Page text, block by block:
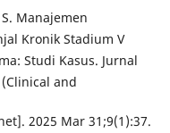
Manajemen
Kronik Stadium V
Studi Kasus. Jurnal
and
2025 Mar 31;9(1):37.